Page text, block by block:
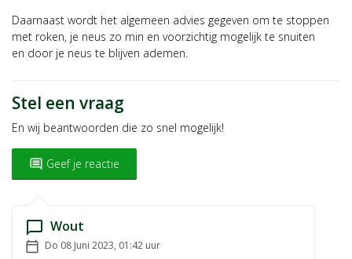
Daarnaast wordt het algemeen advies gegeven om te stoppen
met roken, je neus zo min en voorzichtig mogelijk te snuiten
en door je neus te blijven ademen.
Stel een vraag
En wij beantwoorden die zo snel mogelijk!
insert_comment Geef je reactie
chat_bubble_outline Wout
calendar_today Geplaatst op:
Do 08 Juni 2023, 01:42 uur